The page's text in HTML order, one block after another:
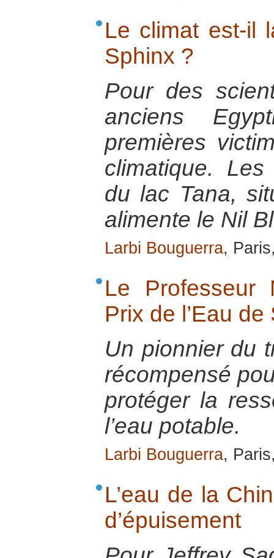
Le climat est-il
Sphinx ?
Pour des
anciens
premières
climatique.
du lac Tana,
alimente le Nil
Larbi Bouguerra,
Le Professeur
Prix de l’Eau
Un pionnier du
récompensé
protéger la
l’eau potable.
Larbi Bouguerra,
L’eau de la
d’épuisement